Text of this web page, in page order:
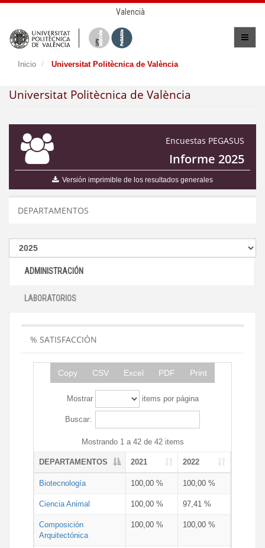
Valencià
Inicio Universitat Politècnica de València
Universitat Politècnica de València
Encuestas PEGASUS
Informe 2025
Versión imprimible de los resultados generales
DEPARTAMENTOS
ADMINISTRACIÓN
LABORATORIOS
% SATISFACCIÓN
Copy CSV Excel PDF Print
Mostrar items por página
Buscar:
Mostrando 1 a 42 de 42 items
DEPARTAMENTOS 2021 2022
Biotecnología 100,00 % 100,00 %
Ciencia Animal 100,00 % 97,41 %
Composición
Arquitectónica
100,00 % 100,00 %